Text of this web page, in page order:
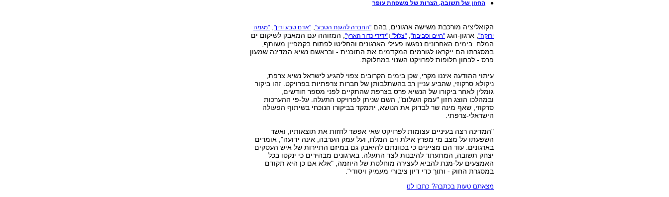
החזון של תשובה, הצרות של משפחת עופר
הקואליציה מורכבת משישה ארגונים, בהם "החברה להגנת הטבע", "אדם טבע ודין", "מגמה
ירוקה", ארגון-הגג "חיים וסביבה", "צלול" ו"ידידי כדור הארץ", המזוהה עם המאבק לשיקום ים
המלח. בימים האחרונים נפגשו פעילי הארגונים והחליטו לפתוח בקמפיין משותף,
במסגרתו הם ייקראו לגורמים המקדמים את התוכנית - ובראשם נשיא המדינה שמעון
פרס - לבחון חלופות לפרויקט השנוי במחלוקת.
עיתוי ההודעה איננו מקרי, שכן בימים הקרובים צפוי להגיע לישראל נשיא צרפת,
ניקולא סרקוזי, שהביע עניין רב בהשתלבותן של חברות צרפתיות בפרויקט. זהו ביקור
גומלין לאחר ביקורו של הנשיא פרס בצרפת שהתקיים לפני מספר חודשים,
ובמהלכו הוצג חזון "עמק השלום", השם שניתן לפרויקט התעלה. על-פי ההערכות
סרקוזי, שאף מינה שר לבדוק את הנושא, יתמקד בביקורו הנוכחי בשיתוף הפעולה
הישראלי-צרפתי.
"המדינה רצה בעיניים עצומות לפרויקט שאי אפשר לחזות את תוצאותיו, ואשר
השפעתו על מצב מי מפרץ אילת וים המלח, ועל עמק הערבה, אינה ידועה", אומרים
בארגונים. עוד הם מציינים כי בכוונתם להיאבק גם במיזם התיירות של איש העסקים
יצחק תשובה, המתעתד להיבנות לצד התעלה. בארגונים מבהירים כי ינקטו בכל
האמצעים על-מנת להביא לעצירה מוחלטת של היוזמה, "אלא אם כן היא תקודם
במסגרת החוק - ותוך כדי דיון ציבורי מעמיק ויסודי".
מצאתם טעות בכתבה? כתבו לנו